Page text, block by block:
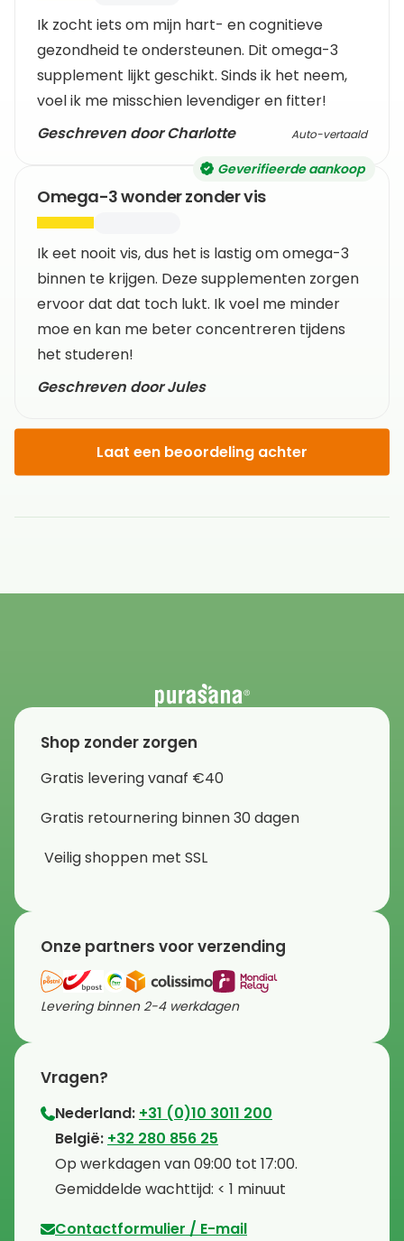
Ik zocht iets om mijn hart- en cognitieve
gezondheid te ondersteunen. Dit omega-3
supplement lijkt geschikt. Sinds ik het neem,
voel ik me misschien levendiger en fitter!
Geschreven door Charlotte
Auto-vertaald
Geverifieerde aankoop
Omega-3 wonder zonder vis
Ik eet nooit vis, dus het is lastig om omega-3
binnen te krijgen. Deze supplementen zorgen
ervoor dat dat toch lukt. Ik voel me minder
moe en kan me beter concentreren tijdens
het studeren!
Geschreven door Jules
Laat een beoordeling achter
Shop zonder zorgen
Gratis levering vanaf €40
Gratis retournering binnen 30 dagen
Veilig shoppen met SSL
Onze partners voor verzending
Levering binnen 2-4 werkdagen
Vragen?
Nederland: +31 (0)10 3011 200
⁠België: +32 280 856 25
⁠⁠Op werkdagen van 09:00 tot 17:00.
⁠Gemiddelde wachttijd: < 1 minuut
Contactformulier / E-mail